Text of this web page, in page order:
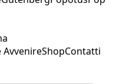
AvvenireShopContatti